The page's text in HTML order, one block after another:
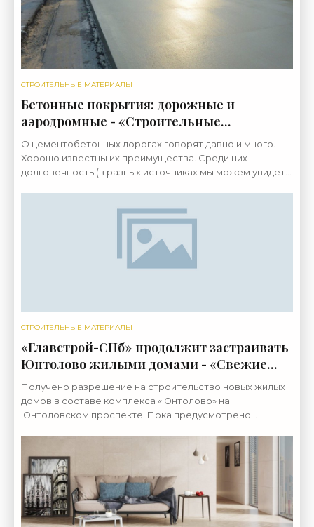
СТРОИТЕЛЬНЫЕ МАТЕРИАЛЫ
Бетонные покрытия: дорожные и
аэродромные - «Строительные
Материалы»
О цементобетонных дорогах говорят давно и много.
Хорошо известны их преимущества. Среди них
долговечность (в разных источниках мы можем увидеть
СТРОИТЕЛЬНЫЕ МАТЕРИАЛЫ
«Главстрой-СПб» продолжит застраивать
Юнтолово жилыми домами - «Свежие
новости строительства»
Получено разрешение на строительство новых жилых
домов в составе комплекса «Юнтолово» на
Юнтоловском проспекте. Пока предусмотрено